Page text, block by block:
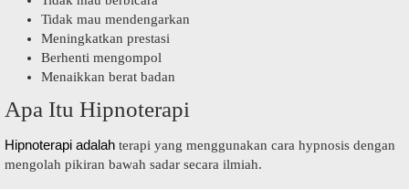
Tidak mau mendengarkan
Meningkatkan prestasi
Berhenti mengompol
Menaikkan berat badan
Apa Itu Hipnoterapi
Hipnoterapi adalah terapi yang menggunakan cara hypnosis dengan
mengolah pikiran bawah sadar secara ilmiah.